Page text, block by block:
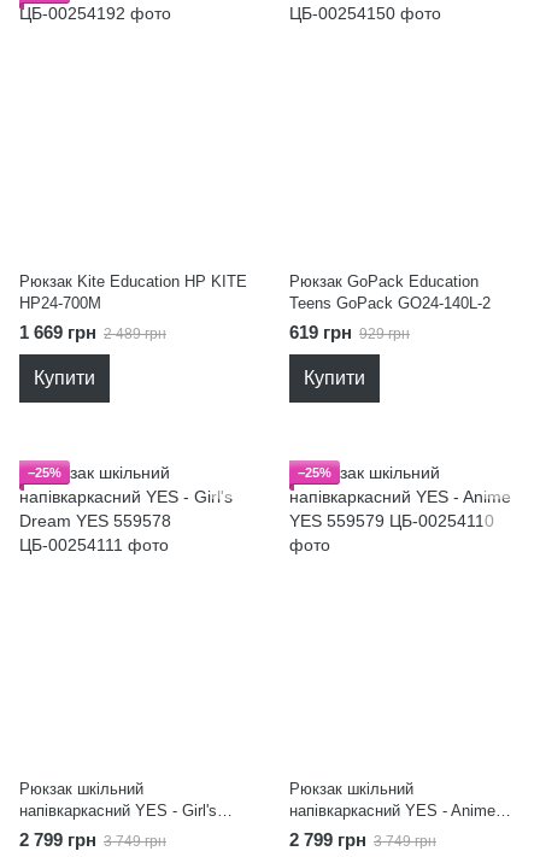
Рюкзак Kite Education HP KITE
HP24-700M
1 669 грн 2 489 грн
Купити
Рюкзак GoPack Education
Teens GoPack GO24-140L-2
619 грн 929 грн
Купити
−25%
Рюкзак шкільний
напівкаркасний YES - Girl's
Dream YES 559578
2 799 грн 3 749 грн
−25%
Рюкзак шкільний
напівкаркасний YES - Anime
YES 559579
2 799 грн 3 749 грн